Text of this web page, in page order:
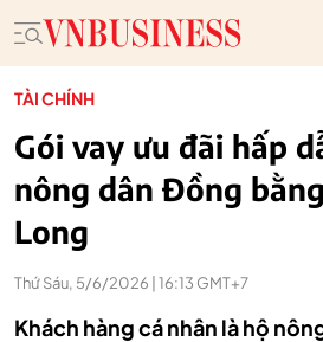
TÀI CHÍNH
Gói vay ưu đãi hấp
nông dân Đồng
Long
Thứ Sáu, 5/6/2026 | 16:13 GMT+7
Khách hàng cá nhân là hộ